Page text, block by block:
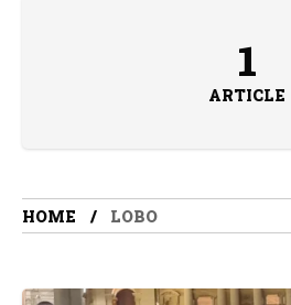
1
ARTICLE
HOME LOBO